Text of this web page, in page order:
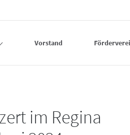
Vorstand
im Regina